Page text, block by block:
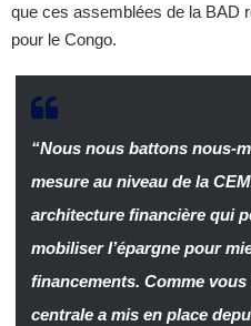
que ces assemblées de la BAD
pour le Congo.
“Nous nous battons nous-
mesure au niveau de la
architecture financière qui
mobiliser l’épargne pour
financements. Comme vous
centrale a mis en place